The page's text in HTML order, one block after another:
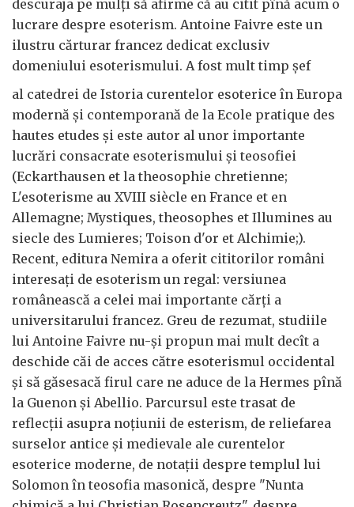
descuraja pe mulţi să afirme că au citit pînă acum o
lucrare despre esoterism. Antoine Faivre este un
ilustru cărturar francez dedicat exclusiv
domeniului esoterismului. A fost mult timp şef
al catedrei de Istoria curentelor esoterice în Europa
modernă şi contemporană de la Ecole pratique des
hautes etudes şi este autor al unor importante
lucrări consacrate esoterismului şi teosofiei
(Eckarthausen et la theosophie chretienne;
L'esoterisme au XVIII siècle en France et en
Allemagne; Mystiques, theosophes et Illumines au
siecle des Lumieres; Toison d'or et Alchimie;).
Recent, editura Nemira a oferit cititorilor români
interesaţi de esoterism un regal: versiunea
românească a celei mai importante cărţi a
universitarului francez. Greu de rezumat, studiile
lui Antoine Faivre nu-şi propun mai mult decît a
deschide căi de acces către esoterismul occidental
şi să găsesacă firul care ne aduce de la Hermes pînă
la Guenon şi Abellio. Parcursul este trasat de
reflecţii asupra noţiunii de esterism, de reliefarea
surselor antice şi medievale ale curentelor
esoterice moderne, de notaţii despre templul lui
Solomon în teosofia masonică, despre "Nunta